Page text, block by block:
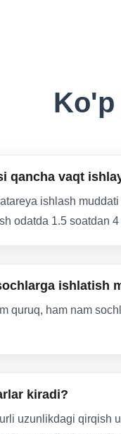
qancha vaqt
ishlash
odatda 1.5 soatdan
ishlatish
quruq, ham nam
kiradi?
uzunlikdagi qirqish